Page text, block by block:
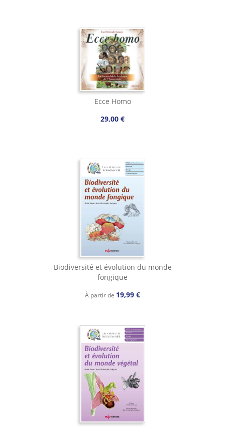
Ecce Homo
29,00 €
Biodiversité et évolution du monde
fongique
À partir de 19,99 €